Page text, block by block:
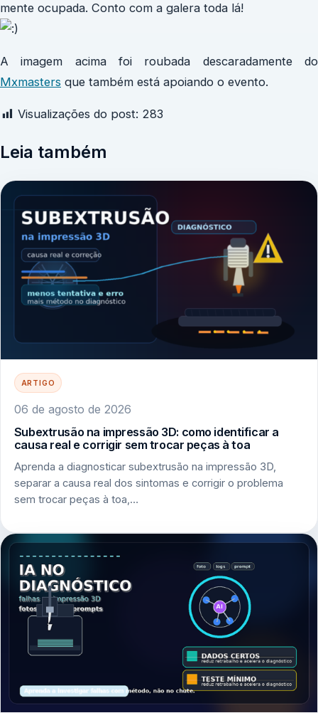
mente ocupada. Conto com a galera toda lá!
A imagem acima foi roubada descaradamente do
Mxmasters que também está apoiando o evento.
Visualizações do post: 283
Leia também
ARTIGO
06 de agosto de 2026
Subextrusão na impressão 3D: como identificar a
causa real e corrigir sem trocar peças à toa
Aprenda a diagnosticar subextrusão na impressão 3D,
separar a causa real dos sintomas e corrigir o problema
sem trocar peças à toa,…